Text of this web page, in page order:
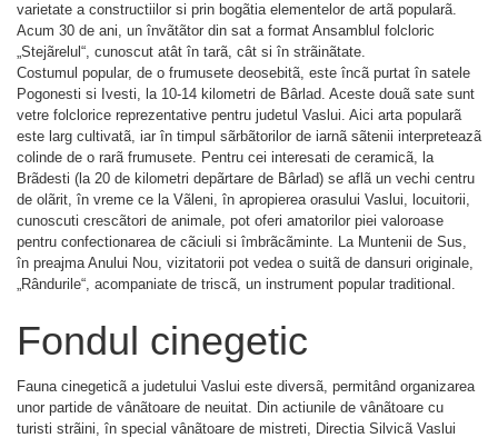
varietate a constructiilor si prin bogãtia elementelor de artã popularã.
Acum 30 de ani, un învãtãtor din sat a format Ansamblul folcloric
„Stejãrelul“, cunoscut atât în tarã, cât si în strãinãtate.
Costumul popular, de o frumusete deosebitã, este încã purtat în satele
Pogonesti si Ivesti, la 10-14 kilometri de Bârlad. Aceste douã sate sunt
vetre folclorice reprezentative pentru judetul Vaslui. Aici arta popularã
este larg cultivatã, iar în timpul sãrbãtorilor de iarnã sãtenii interpreteazã
colinde de o rarã frumusete. Pentru cei interesati de ceramicã, la
Brãdesti (la 20 de kilometri depãrtare de Bârlad) se aflã un vechi centru
de olãrit, în vreme ce la Vãleni, în apropierea orasului Vaslui, locuitorii,
cunoscuti crescãtori de animale, pot oferi amatorilor piei valoroase
pentru confectionarea de cãciuli si îmbrãcãminte. La Muntenii de Sus,
în preajma Anului Nou, vizitatorii pot vedea o suitã de dansuri originale,
„Rândurile“, acompaniate de triscã, un instrument popular traditional.
Fondul cinegetic
Fauna cinegeticã a judetului Vaslui este diversã, permitând organizarea
unor partide de vânãtoare de neuitat. Din actiunile de vânãtoare cu
turisti strãini, în special vânãtoare de mistreti, Directia Silvicã Vaslui